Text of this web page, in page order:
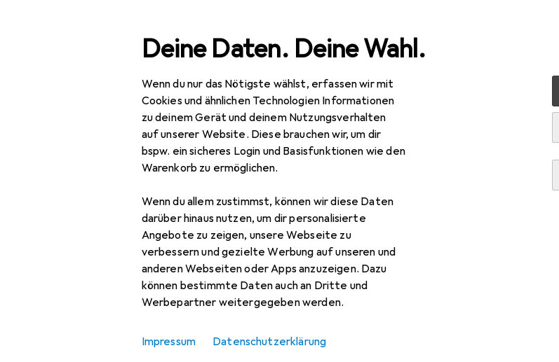
Deine Daten. Deine Wahl.
Wenn du nur das Nötigste wählst, erfassen wir mit
Cookies und ähnlichen Technologien Informationen
zu deinem Gerät und deinem Nutzungsverhalten
auf unserer Website. Diese brauchen wir, um dir
bspw. ein sicheres Login und Basisfunktionen wie den
Warenkorb zu ermöglichen.
Wenn du allem zustimmst, können wir diese Daten
darüber hinaus nutzen, um dir personalisierte
Angebote zu zeigen, unsere Webseite zu
verbessern und gezielte Werbung auf unseren und
anderen Webseiten oder Apps anzuzeigen. Dazu
können bestimmte Daten auch an Dritte und
Werbepartner weitergegeben werden.
Impressum Datenschutzerklärung
Navigation nach Kategorien Gesamtsortiment Sport E-Mobilität + Rollsport
E-Mobilität + Rollsport
Produkttest